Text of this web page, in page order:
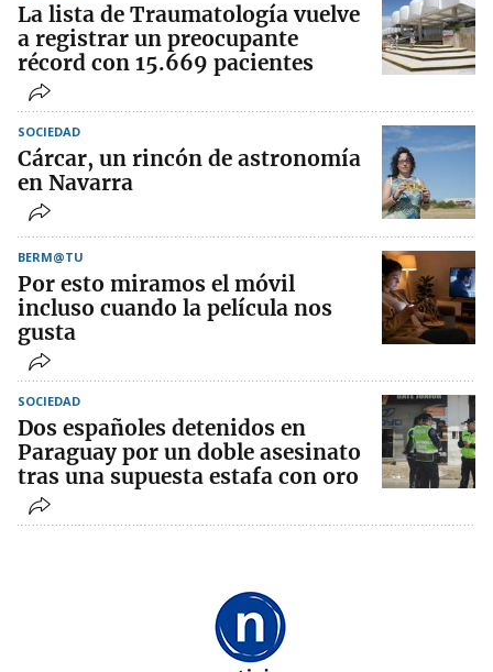
La lista de Traumatología vuelve
a registrar un preocupante
récord con 15.669 pacientes
SOCIEDAD
Cárcar, un rincón de astronomía
en Navarra
BERM@TU
Por esto miramos el móvil
incluso cuando la película nos
gusta
SOCIEDAD
Dos españoles detenidos en
Paraguay por un doble asesinato
tras una supuesta estafa con oro